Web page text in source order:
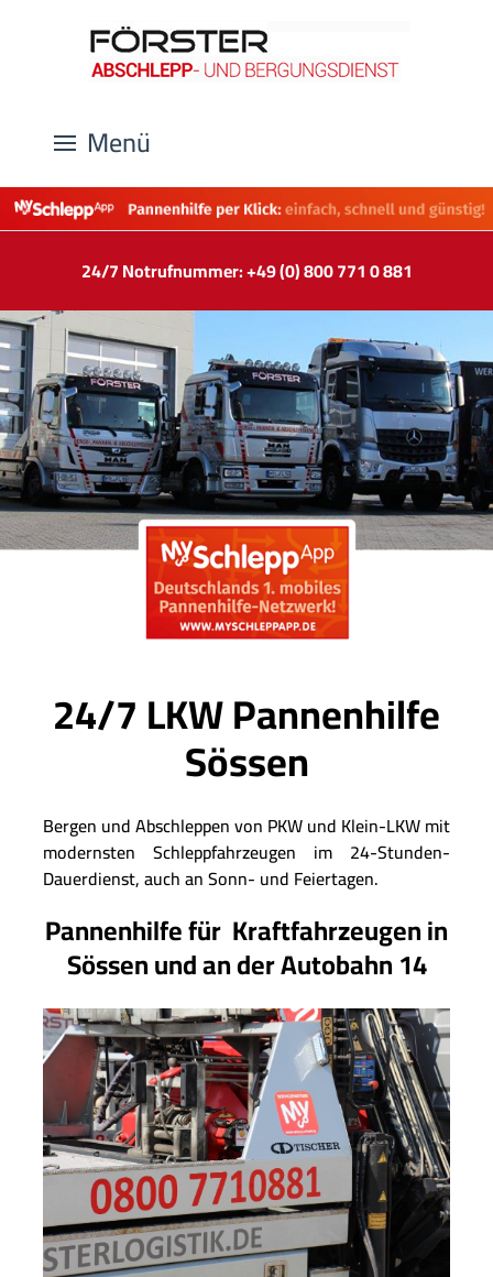
Menü
24/7 Notrufnummer: +49 (0) 800 771 0 881
24/7 LKW Pannenhilfe
Sössen
Bergen und Abschleppen von PKW und Klein-LKW mit
modernsten Schleppfahrzeugen im 24-Stunden-
Dauerdienst, auch an Sonn- und Feiertagen.
Pannenhilfe für Kraftfahrzeugen in
Sössen und an der Autobahn 14